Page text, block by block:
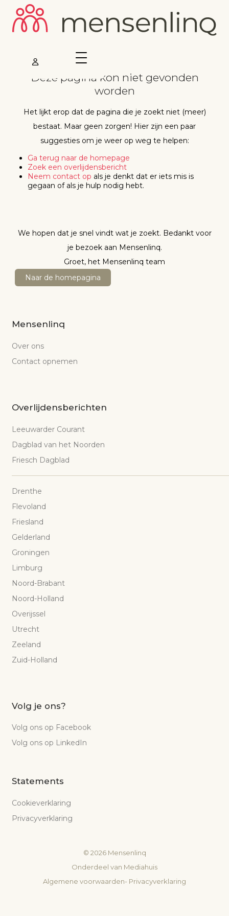
Deze pagina kon niet gevonden
worden
Het lijkt erop dat de pagina die je zoekt niet (meer)
bestaat. Maar geen zorgen! Hier zijn een paar
suggesties om je weer op weg te helpen:
Ga terug naar de homepage
Zoek een overlijdensbericht
Neem contact op als je denkt dat er iets mis is
gegaan of als je hulp nodig hebt.
We hopen dat je snel vindt wat je zoekt. Bedankt voor
je bezoek aan Mensenlinq.
Groet, het Mensenlinq team
Naar de homepagina
Mensenlinq
Over ons
Contact opnemen
Overlijdensberichten
Leeuwarder Courant
Dagblad van het Noorden
Friesch Dagblad
Drenthe
Flevoland
Friesland
Gelderland
Groningen
Limburg
Noord-Brabant
Noord-Holland
Overijssel
Utrecht
Zeeland
Zuid-Holland
Volg je ons?
Volg ons op Facebook
Volg ons op LinkedIn
Statements
Cookieverklaring
Privacyverklaring
© 2026Mensenlinq
Onderdeel van Mediahuis
Algemene voorwaarden- Privacyverklaring